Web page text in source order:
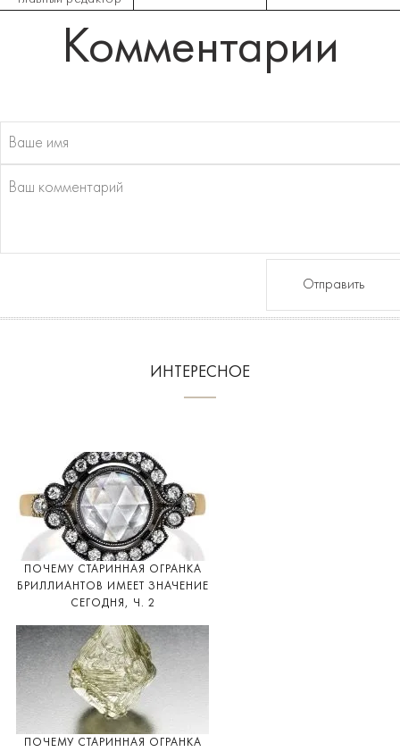
Комментарии
Отправить
ИНТЕРЕСНОЕ
ПОЧЕМУ СТАРИННАЯ ОГРАНКА
БРИЛЛИАНТОВ ИМЕЕТ ЗНАЧЕНИЕ
СЕГОДНЯ, Ч. 2
ПОЧЕМУ СТАРИННАЯ ОГРАНКА